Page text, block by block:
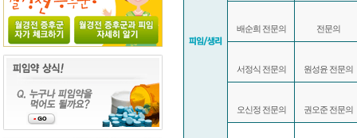
배순희 전문의
서정식 전문의
오신정 전문의
전문의
원성윤 전문의
권오준 전문의